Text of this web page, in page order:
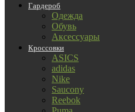
Гардероб
Одежда
Обувь
Аксессуары
Кроссовки
ASICS
adidas
Nike
Saucony
Reebok